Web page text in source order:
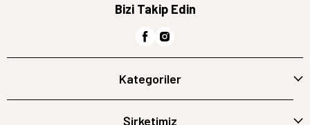
Bizi Takip Edin
Kategoriler
Şirketimiz